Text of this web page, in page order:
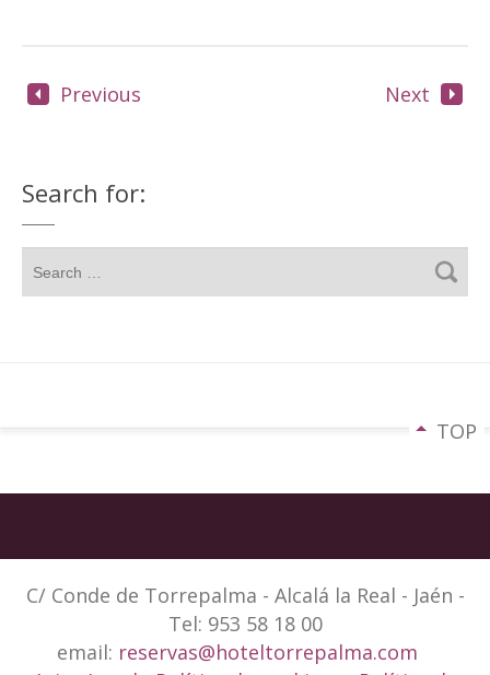
Previous Next
Search for:
TOP
C/ Conde de Torrepalma - Alcalá la Real - Jaén -
Tel: 953 58 18 00
email: reservas@hoteltorrepalma.com